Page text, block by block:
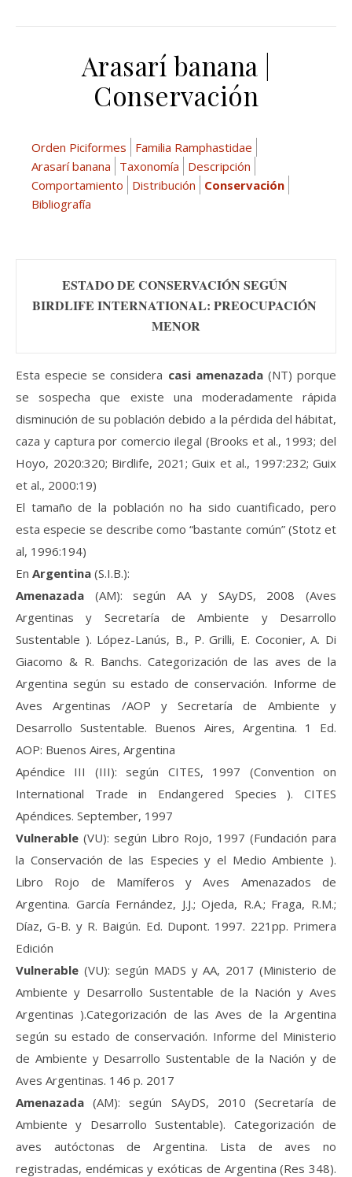
Arasarí banana |
Conservación
Orden Piciformes
Familia Ramphastidae
Arasarí banana
Taxonomía
Descripción
Comportamiento
Distribución
Conservación
Bibliografía
ESTADO DE CONSERVACIÓN SEGÚN
BIRDLIFE INTERNATIONAL: PREOCUPACIÓN
MENOR
Esta especie se considera casi amenazada(NT) porque
se sospecha que existe una moderadamente rápida
disminución de su población debido a la pérdida del hábitat,
caza y captura por comercio ilegal (Brooks et al., 1993; del
Hoyo, 2020:320; Birdlife, 2021; Guix et al., 1997:232; Guix
et al., 2000:19)
El tamaño de la población no ha sido cuantificado, pero
esta especie se describe como “bastante común” (Stotz et
al, 1996:194)
En Argentina (S.I.B.):
Amenazada (AM): según AA y SAyDS, 2008 (Aves
Argentinas y Secretaría de Ambiente y Desarrollo
Sustentable ). López-Lanús, B., P. Grilli, E. Coconier, A. Di
Giacomo & R. Banchs. Categorización de las aves de la
Argentina según su estado de conservación. Informe de
Aves Argentinas /AOP y Secretaría de Ambiente y
Desarrollo Sustentable. Buenos Aires, Argentina. 1 Ed.
AOP: Buenos Aires, Argentina
Apéndice III (III): según CITES, 1997 (Convention on
International Trade in Endangered Species ). CITES
Apéndices. September, 1997
Vulnerable (VU): según Libro Rojo, 1997 (Fundación para
la Conservación de las Especies y el Medio Ambiente ).
Libro Rojo de Mamíferos y Aves Amenazados de
Argentina. García Fernández, J.J.; Ojeda, R.A.; Fraga, R.M.;
Díaz, G-B. y R. Baigún. Ed. Dupont. 1997. 221pp. Primera
Edición
Vulnerable (VU): según MADS y AA, 2017 (Ministerio de
Ambiente y Desarrollo Sustentable de la Nación y Aves
Argentinas ).Categorización de las Aves de la Argentina
según su estado de conservación. Informe del Ministerio
de Ambiente y Desarrollo Sustentable de la Nación y de
Aves Argentinas. 146 p. 2017
Amenazada (AM): según SAyDS, 2010 (Secretaría de
Ambiente y Desarrollo Sustentable). Categorización de
aves autóctonas de Argentina. Lista de aves no
registradas, endémicas y exóticas de Argentina (Res 348).